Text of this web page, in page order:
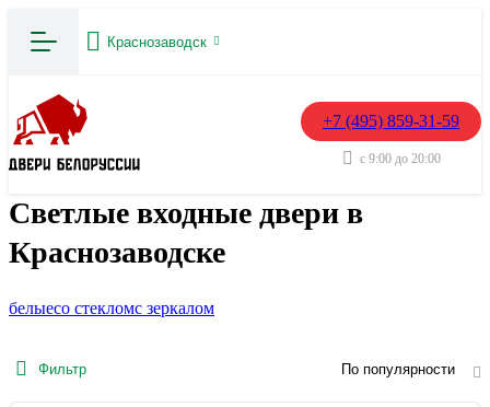
Краснозаводск
+7 (495) 859-31-59
с 9:00 до 20:00
Светлые входные двери в
Краснозаводске
белыесо стекломс зеркалом
Фильтр По популярности